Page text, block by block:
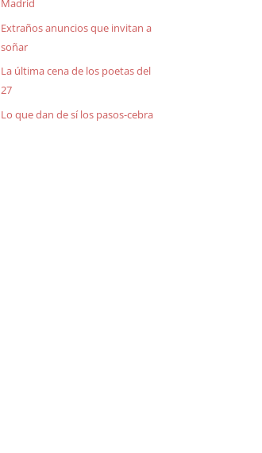
Madrid
Extraños anuncios que invitan a
soñar
La última cena de los poetas del
27
Lo que dan de sí los pasos-cebra